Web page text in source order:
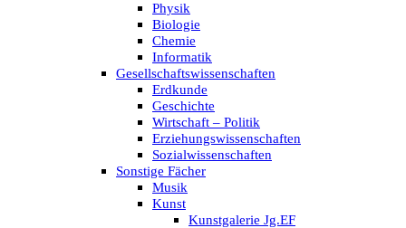
Physik
Biologie
Chemie
Informatik
Gesellschaftswissenschaften
Erdkunde
Geschichte
Wirtschaft – Politik
Erziehungswissenschaften
Sozialwissenschaften
Sonstige Fächer
Musik
Kunst
Kunstgalerie Jg.EF